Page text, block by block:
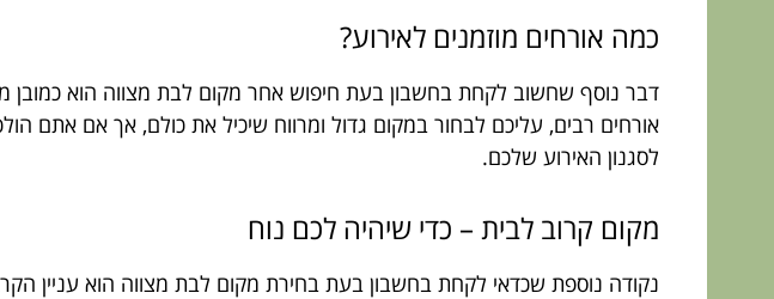
כמה אורחים מוזמנים לאירוע?
דבר נוסף שחשוב לקחת בחשבון בעת חיפוש אחר מקום לבת מצווה הוא
אורחים רבים, עליכם לבחור במקום גדול ומרווח שיכיל את כולם, אך אם אתם
לסגנון האירוע שלכם.
מקום קרוב לבית – כדי שיהיה לכם נוח
נקודה נוספת שכדאי לקחת בחשבון בעת בחירת מקום לבת מצווה הוא עניין